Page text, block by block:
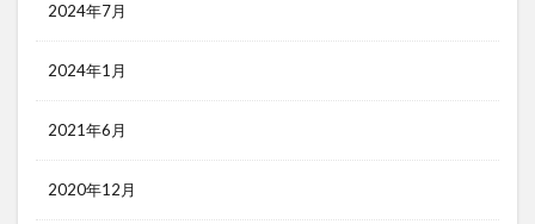
2024年7月
2024年1月
2021年6月
2020年12月